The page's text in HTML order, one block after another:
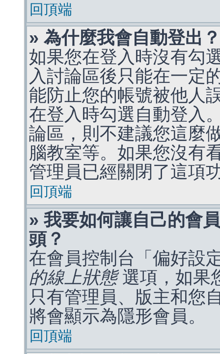
回頂端
» 為什麼我會自動登出？
如果您在登入時沒有勾
入討論區後只能在一定
能防止您的帳號被他人
在登入時勾選自動登入
論區，則不建議您這麼
腦教室等。如果您沒有
管理員已經關閉了這項
回頂端
» 我要如何讓自己的會
頭？
在會員控制台「偏好設
的線上狀態選項，如果
只有管理員、版主和您
將會顯示為隱形會員。
回頂端